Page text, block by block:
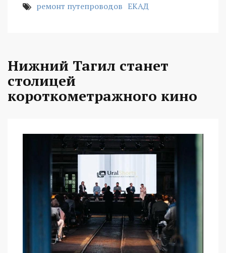
ремонт путепроводов ЕКАД
Нижний Тагил станет
столицей
короткометражного кино